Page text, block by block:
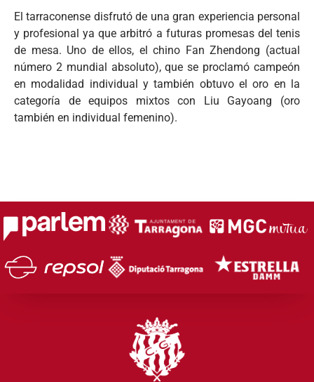
El tarraconense disfrutó de una gran experiencia personal
y profesional ya que arbitró a futuras promesas del tenis
de mesa. Uno de ellos, el chino Fan Zhendong (actual
número 2 mundial absoluto), que se proclamó campeón
en modalidad individual y también obtuvo el oro en la
categoría de equipos mixtos con Liu Gayoang (oro
también en individual femenino).